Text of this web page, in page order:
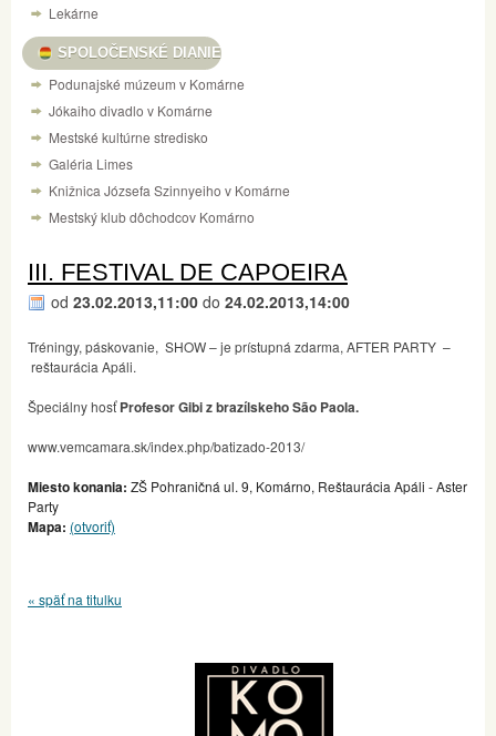
Lekárne
SPOLOČENSKÉ DIANIE
Podunajské múzeum v Komárne
Jókaiho divadlo v Komárne
Mestské kultúrne stredisko
Galéria Limes
Knižnica Józsefa Szinnyeiho v Komárne
Mestský klub dôchodcov Komárno
III. FESTIVAL DE CAPOEIRA
od 23.02.2013,11:00 do 24.02.2013,14:00
Tréningy, páskovanie, SHOW – je prístupná zdarma, AFTER PARTY –
reštaurácia Apáli.
Špeciálny hosťProfesor Gibi z brazílskeho São Paola.
www.vemcamara.sk/index.php/batizado-2013/
Miesto konania: ZŠ Pohraničná ul. 9, Komárno, Reštaurácia Apáli - Aster
Party
Mapa: (otvoriť)
« späť na titulku